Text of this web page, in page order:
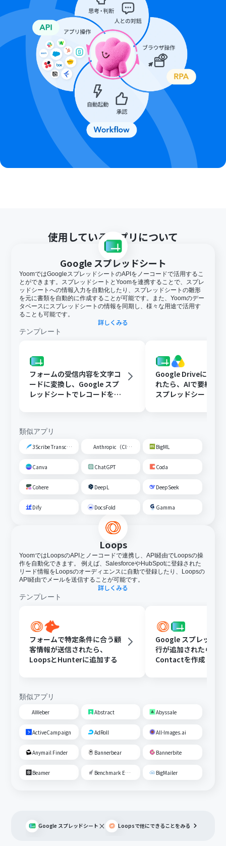
使用しているアプリについて
Google スプレッドシート
YoomではGoogleスプレッドシートのAPIをノーコードで活用するこ
とができます。スプレッドシートとYoomを連携することで、スプレ
ッドシートへの情報入力を自動化したり、スプレッドシートの雛形
を元に書類を自動的に作成することが可能です。また、Yoomのデー
タベースにスプレッドシートの情報を同期し、様々な用途で活用す
ることも可能です。
詳しくみる
テンプレート
フォームの受信内容を文字コ
ードに変換し、Google スプ
レッドシートでレコードを追
Google Driveに文書
れたら、AIで要約し
スプレッドシートの
類似アプリ
3Scribe Transcription Anthropic（Claude） BigML
Canva ChatGPT Coda
Cohere DeepL DeepSeek
Dify DocsFold Gamma
Loops
YoomではLoopsのAPIとノーコードで連携し、API経由でLoopsの操
作を自動化できます。 例えば、SalesforceやHubSpotに登録された
リード情報をLoopsのオーディエンスに自動で登録したり、Loopsの
API経由でメールを送信することが可能です。
詳しくみる
テンプレート
フォームで特定条件に合う顧
客情報が送信されたら、
LoopsとHunterに追加する
Google スプレッドシ
行が追加されたら、
Contactを作成し、
類似アプリ
AWeber Abstract Abyssale
ActiveCampaign AdRoll All-Images.ai
Anymail Finder Bannerbear Bannerbite
Beamer Benchmark Email BigMailer
Google スプレッドシート × Loopsで他にできることをみる